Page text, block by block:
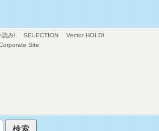
読み! SELECTION
Vector HOLDI
Site